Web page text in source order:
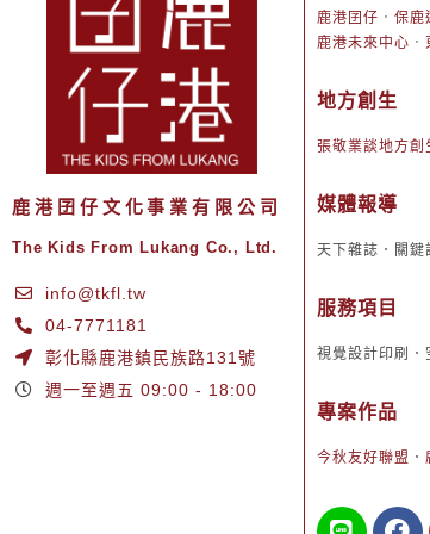
鹿港囝仔文化事業有限公司
The Kids From Lukang Co., Ltd.
info@tkfl.tw
04-7771181
彰化縣鹿港鎮民族路131號
週一至週五 09:00 - 18:00
鹿港囝仔 ． 保鹿
鹿港未來中心 ．
地方創生
張敬業談地方創
媒體報導
天下雜誌．關鍵
服務項目
視覺設計印刷．
專案作品
今秋友好聯盟 ．